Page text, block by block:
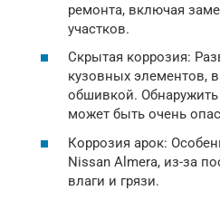
ремонта, включая
участков.
Скрытая коррозия:
кузовных элементов,
обшивкой.
может быть очень
Коррозия арок:
Nissan Almera, из-за
влаги и грязи.